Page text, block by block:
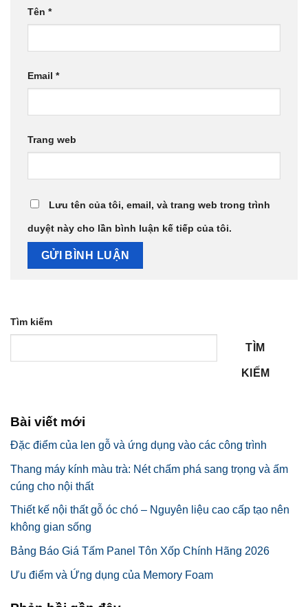
Tên *
Email *
Trang web
Lưu tên của tôi, email, và trang web trong trình
duyệt này cho lần bình luận kế tiếp của tôi.
Tìm kiếm
TÌM
KIẾM
Bài viết mới
Đặc điểm của len gỗ và ứng dụng vào các công trình
Thang máy kính màu trà: Nét chấm phá sang trọng và ấm
cúng cho nội thất
Thiết kế nội thất gỗ óc chó – Nguyên liệu cao cấp tạo nên
không gian sống
Bảng Báo Giá Tấm Panel Tôn Xốp Chính Hãng 2026
Ưu điểm và Ứng dụng của Memory Foam